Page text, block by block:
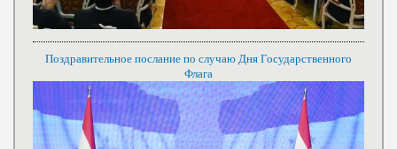
Поздравительное послание по случаю Дня Государственного
Флага